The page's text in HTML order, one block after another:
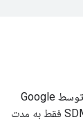
برگردانده شده توسط Google
OAuth ذکر شده است، توکن‌های دسترسی برای SDM API فقط به مدت